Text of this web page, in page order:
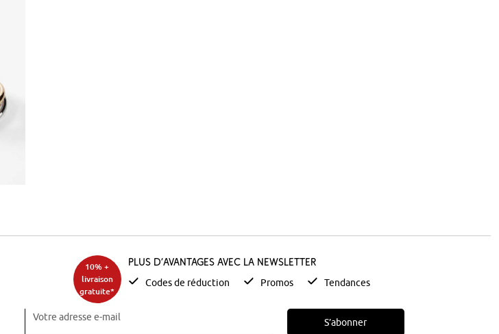
10% +
livraison
gratuite*
Plus d’avantages avec la newsletter
Codes de réduction Promos Tendances
Votre adresse e-mail S’abonner